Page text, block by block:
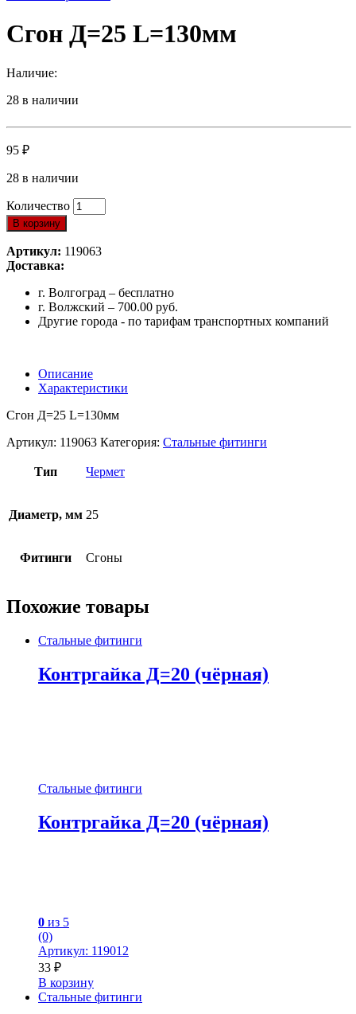
Сгон Д=25 L=130мм
Наличие:
28 в наличии
95 ₽
28 в наличии
Количество
В корзину
Артикул: 119063
Доставка:
г. Волгоград – бесплатно
г. Волжский – 700.00 руб.
Другие города - по тарифам транспортных компаний
Описание
Характеристики
Сгон Д=25 L=130мм
Артикул: 119063 Категория: Стальные фитинги
Тип Чермет
Диаметр, мм 25
Фитинги Сгоны
Похожие товары
Стальные фитинги
Контргайка Д=20 (чёрная)
Стальные фитинги
Контргайка Д=20 (чёрная)
0 из 5
(0)
Артикул: 119012
33 ₽
В корзину
Стальные фитинги